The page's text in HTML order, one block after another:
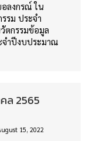
ลงกรณ์ ใน
รม ประจำ
ตกรรมข้อมูล
จำปีงบประมาณ
ล 2565
15, 2022